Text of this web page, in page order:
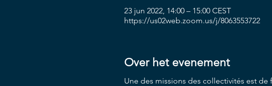
23 jun 2022, 14:00 – 15:00 CEST
https://us02web.zoom.us/j/8063553722
Over het evenement
Une des missions des collectivités est de